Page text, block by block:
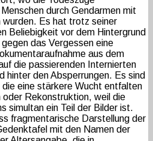
durch Gendarmen mit
wurden. Es hat trotz seiner
Beliebigkeit vor dem Hintergrund
das Vergessen eine
aus dem
die passierenden Internierten
hinter den Absperrungen. Es sind
die eine stärkere Wucht entfalten
oder Rekonstruktion, weil die
simultan ein Teil der Bilder ist.
fragmentarische Darstellung der
mit den Namen der